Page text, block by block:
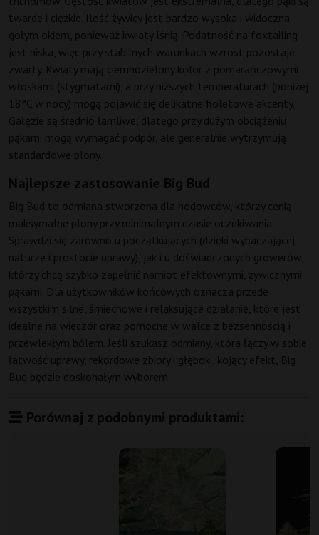
twarde i ciężkie. Ilość żywicy jest bardzo wysoka i widoczna
gołym okiem, ponieważ kwiaty lśnią. Podatność na foxtailing
jest niska, więc przy stabilnych warunkach wzrost pozostaje
zwarty. Kwiaty mają ciemnozielony kolor z pomarańczowymi
włoskami (stygmatami), a przy niższych temperaturach (poniżej
18°C w nocy) mogą pojawić się delikatne fioletowe akcenty.
Gałęzie są średnio łamliwe, dlatego przy dużym obciążeniu
pąkami mogą wymagać podpór, ale generalnie wytrzymują
standardowe plony.
Najlepsze zastosowanie Big Bud
Big Bud to odmiana stworzona dla hodowców, którzy cenią
maksymalne plony przy minimalnym czasie oczekiwania.
Sprawdzi się zarówno u początkujących (dzięki wybaczającej
naturze i prostocie uprawy), jak i u doświadczonych growerów,
którzy chcą szybko zapełnić namiot efektownymi, żywicznymi
pąkami. Dla użytkowników końcowych oznacza przede
wszystkim silne, śmiechowe i relaksujące działanie, które jest
idealne na wieczór oraz pomocne w walce z bezsennością i
przewlekłym bólem. Jeśli szukasz odmiany, która łączy w sobie
łatwość uprawy, rekordowe zbiory i głęboki, kojący efekt, Big
Bud będzie doskonałym wyborem.
Porównaj z podobnymi produktami: